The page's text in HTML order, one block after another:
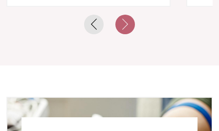
Previous slideNext slide